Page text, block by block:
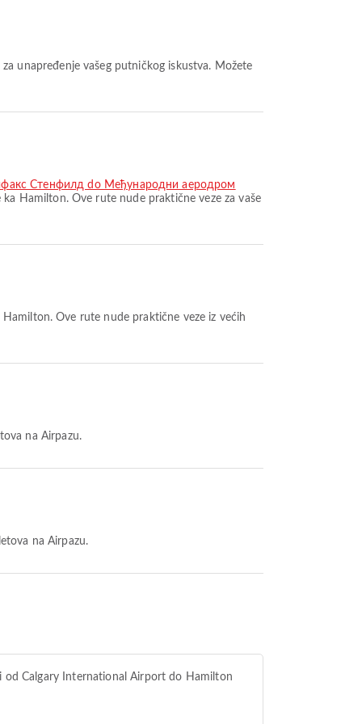
unapređenje vašeg putničkog iskustva. Možete
Стенфилд do Међународни аеродром
Hamilton. Ove rute nude praktične veze za vaše
Ove rute nude praktične veze iz većih
na Airpazu.
na Airpazu.
od Calgary International Airport do Hamilton